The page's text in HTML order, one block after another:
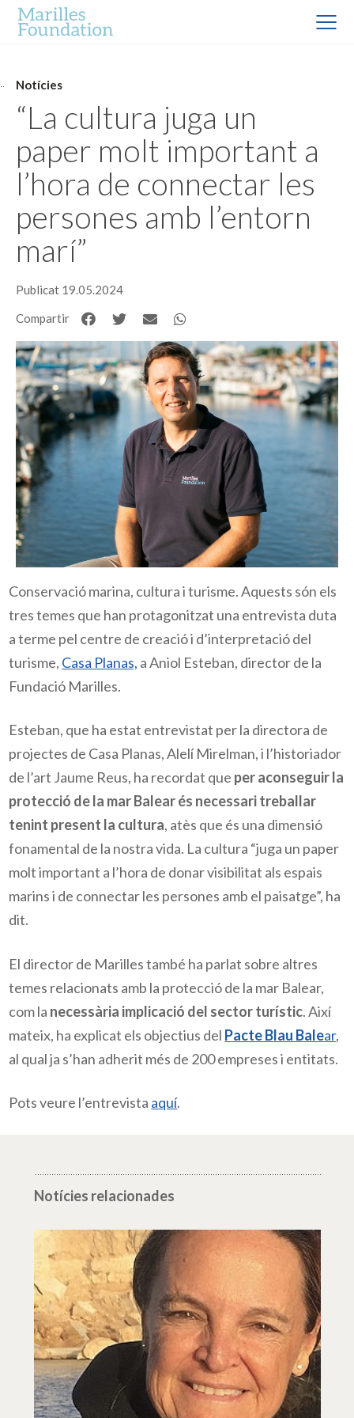
Notícies
“La cultura juga un
paper molt important a
l’hora de connectar les
persones amb l’entorn
marí”
Publicat 19.05.2024
Compartir
Conservació marina, cultura i turisme. Aquests són els
tres temes que han protagonitzat una entrevista duta
a terme pel centre de creació i d’interpretació del
turisme, Casa Planas, a Aniol Esteban, director de la
Fundació Marilles.
Esteban, que ha estat entrevistat per la directora de
projectes de Casa Planas, Alelí Mirelman, i l’historiador
de l’art Jaume Reus, ha recordat que per aconseguir la
protecció de la mar Balear és necessari treballar
tenint present la cultura, atès que és una dimensió
fonamental de la nostra vida. La cultura “juga un paper
molt important a l’hora de donar visibilitat als espais
marins i de connectar les persones amb el paisatge”, ha
dit.
El director de Marilles també ha parlat sobre altres
temes relacionats amb la protecció de la mar Balear,
com la necessària implicació del sector turístic. Així
mateix, ha explicat els objectius del Pacte Blau Balear,
al qual ja s’han adherit més de 200 empreses i entitats.
Pots veure l’entrevista aquí.
Notícies relacionades